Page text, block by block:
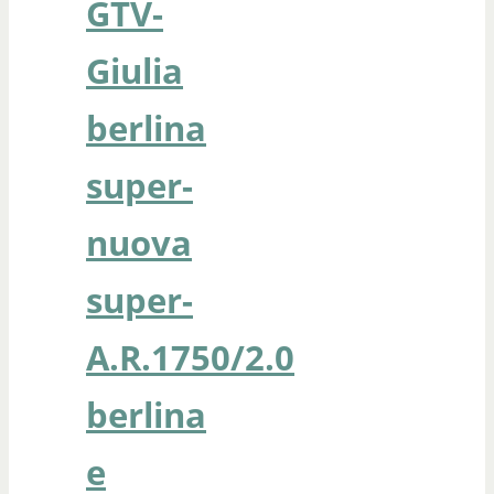
GTV-
Giulia
berlina
super-
nuova
super-
A.R.1750/2.0
berlina
e